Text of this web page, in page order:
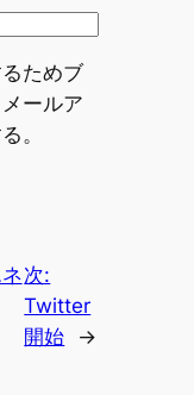
ためブ
ールア
。
次:
Twitter
開始
→